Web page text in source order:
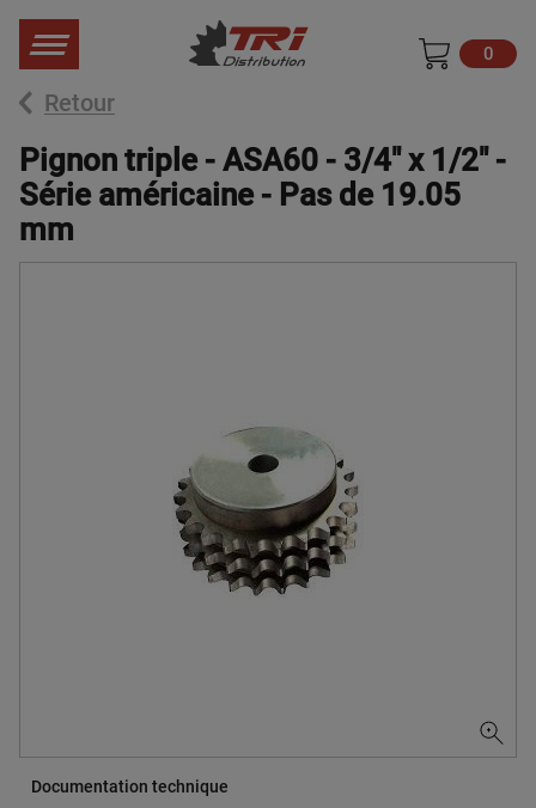
0
Retour
Pignon triple - ASA60 - 3/4" x 1/2" -
Série américaine - Pas de 19.05
mm
Documentation technique